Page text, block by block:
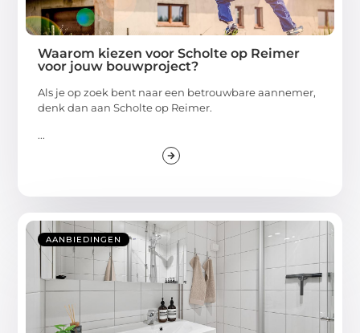
Waarom kiezen voor Scholte op Reimer
voor jouw bouwproject?
Als je op zoek bent naar een betrouwbare aannemer,
denk dan aan Scholte op Reimer.
...
AANBIEDINGEN